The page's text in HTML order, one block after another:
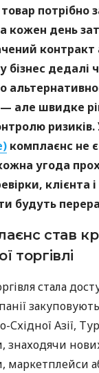
потрібно
кожен день
контракт
бізнес дедалі
але швидке
комплаєнс не
угода
клієнта
будуть
став
торгівлі
стала
Східної Азії,
знаходячи
маркетплейси